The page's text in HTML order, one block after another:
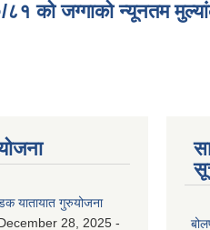
८१ को जग्गाको न्यूनतम
यातायात गुरुयोजना
28, 2025 -